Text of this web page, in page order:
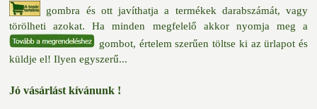
gombra és ott javíthatja a termékek darabszámát, vagy
törölheti azokat. Ha minden megfelelő akkor nyomja meg a
gombot, értelem szerűen töltse ki az ürlapot és
küldje el! Ilyen egyszerű...
Jó vásárlást kívánunk !